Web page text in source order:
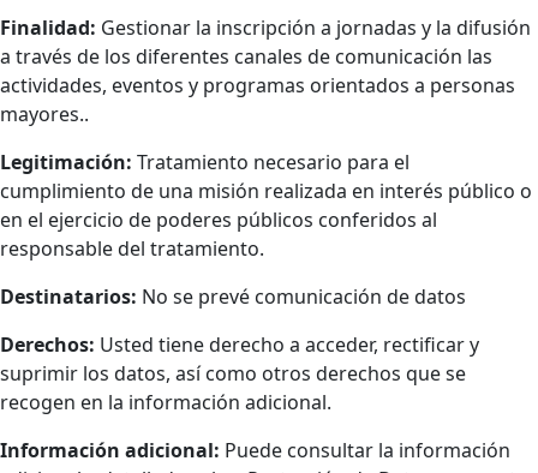
Finalidad: Gestionar la inscripción a jornadas y la difusión
a través de los diferentes canales de comunicación las
actividades, eventos y programas orientados a personas
mayores..
Legitimación: Tratamiento necesario para el
cumplimiento de una misión realizada en interés público o
en el ejercicio de poderes públicos conferidos al
responsable del tratamiento.
Destinatarios: No se prevé comunicación de datos
Derechos: Usted tiene derecho a acceder, rectificar y
suprimir los datos, así como otros derechos que se
recogen en la información adicional.
Información adicional: Puede consultar la información